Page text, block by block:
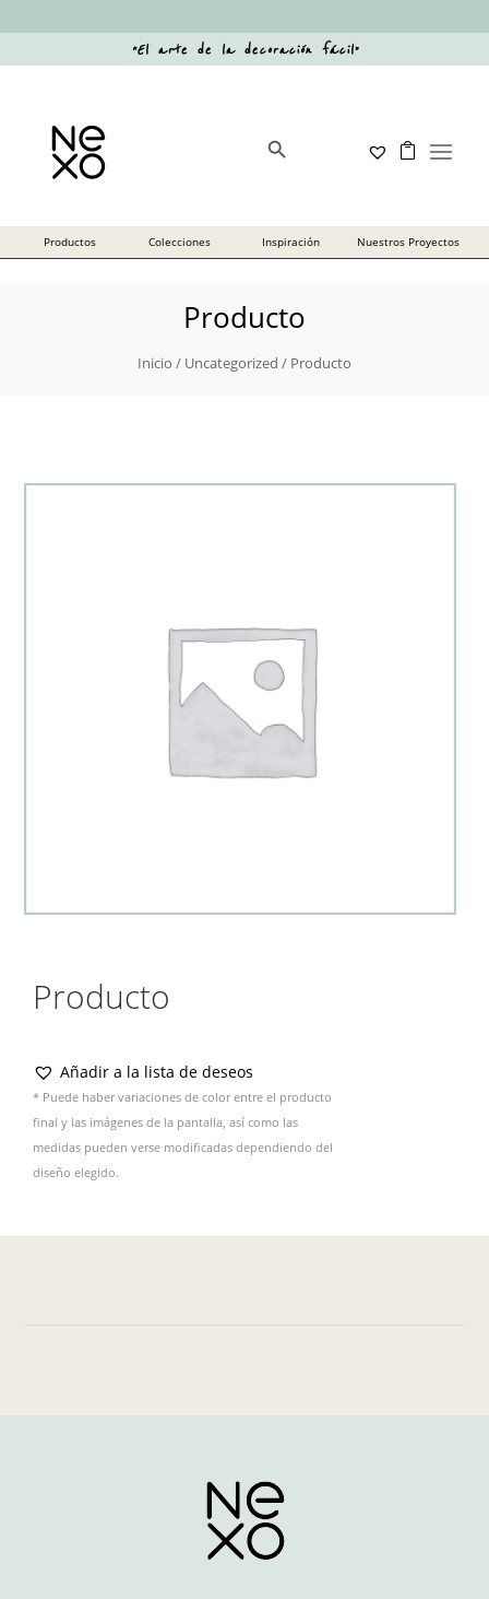
“El arte de la decoración fácil”
Producto
Inicio / Uncategorized / Producto
Producto
Añadir a la lista de deseos
* Puede haber variaciones de color entre el producto
final y las imágenes de la pantalla, así como las
medidas pueden verse modificadas dependiendo del
diseño elegido.